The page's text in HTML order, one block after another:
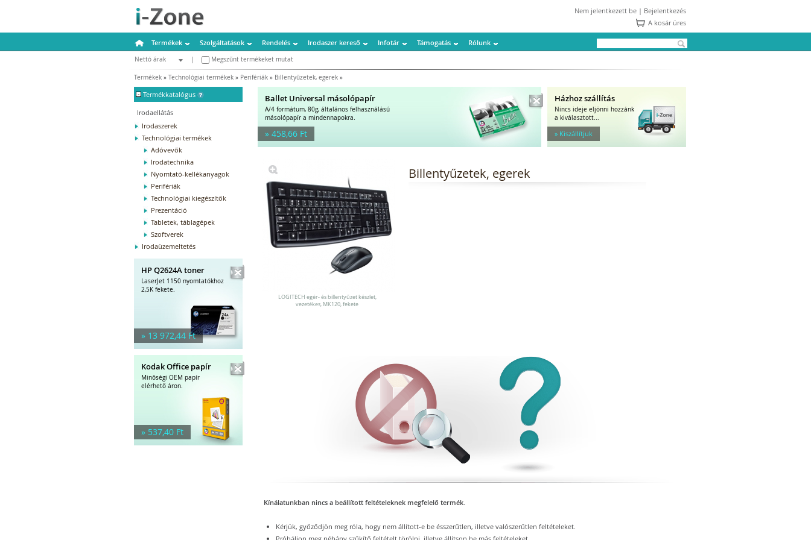
Nem jelentkezett be | Bejelentkezés
A kosár üres
Termékek Szolgáltatások Rendelés Irodaszer kereső Infotár Támogatás Rólunk
Nettó árak
Megszűnt termékeket mutat
Termékek » Technológiai termékek » Perifériák » Billentyűzetek, egerek »
- Termékkatalógus
Irodaellátás
Irodaszerek
Technológiai termékek
Adóvevők
Irodatechnika
Nyomtató-kellékanyagok
Perifériák
Technológiai kiegészítők
Prezentáció
Tabletek, táblagépek
Szoftverek
Irodaüzemeltetés
HP Q2624A toner
LaserJet 1150 nyomtatókhoz
2,5K fekete.
» 13 972,44 Ft
Kodak Office papír
Minőségi OEM papír
elérhető áron.
» 537,40 Ft
Ballet Universal másolópapír
A/4 formátum, 80g, általános felhasználású
másolópapír a mindennapokra.
» 458,66 Ft
Házhoz szállítás
Nincs ideje eljönni hozzánk
a kiválasztott...
» Kiszállítjuk
LOGITECH egér- és billentyűzet készlet,
vezetékes, MK120, fekete
Billentyűzetek, egerek
Kínálatunkban nincs a beállított feltételeknek megfelelő termék.
Kérjük, győződjön meg róla, hogy nem állított-e be ésszerűtlen, illetve valószerűtlen feltételeket.
Próbáljon meg néhány szűkítő feltételt törölni, illetve állítson be más feltételeket.